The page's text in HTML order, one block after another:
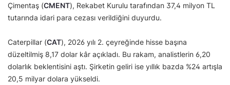
Çimentaş (CMENT), Rekabet Kurulu tarafından 37,4 milyon TL
tutarında idari para cezası verildiğini duyurdu.
Caterpillar (CAT), 2026 yılı 2. çeyreğinde hisse başına
düzeltilmiş 8,17 dolar kâr açıkladı. Bu rakam, analistlerin 6,20
dolarlık beklentisini aştı. Şirketin geliri ise yıllık bazda %24 artışla
20,5 milyar dolara yükseldi.